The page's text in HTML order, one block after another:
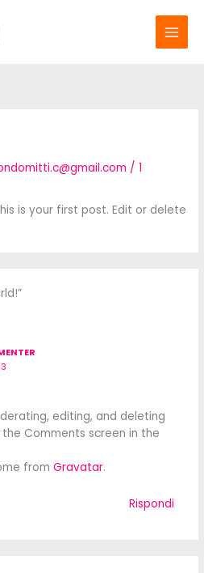
/1
is your first post. Edit or delete
editing, and deleting
Comments screen in the
from Gravatar.
Rispondi